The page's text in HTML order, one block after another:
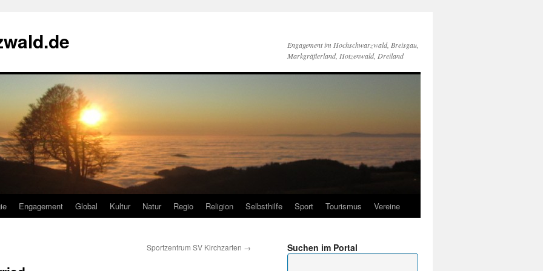
Engagement im Hochschwarzwald, Breisgau,
Markgräflerland, Hotzenwald, Dreiland
Engagement Global Kultur Natur Regio Religion Selbsthilfe Sport Tourismus Vereine
Sportzentrum SV Kirchzarten → Suchen im Portal